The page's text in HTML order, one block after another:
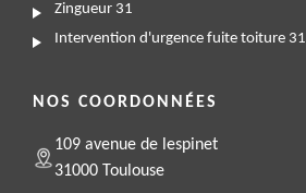
Zingueur 31
Intervention d'urgence fuite toiture 31
NOS COORDONNÉES
109 avenue de lespinet
31000 Toulouse